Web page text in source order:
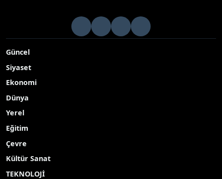
Güncel
Siyaset
Ekonomi
Dünya
Yerel
Eğitim
Çevre
Kültür Sanat
TEKNOLOJİ